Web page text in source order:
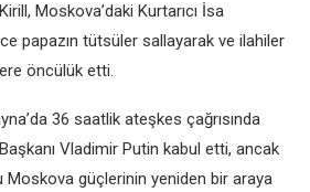
Moskova’daki Kurtarıcı İsa
papazın tütsüler sallayarak ve ilahiler
öncülük etti.
36 saatlik ateşkes çağrısında
Vladimir Putin kabul etti, ancak
Moskova güçlerinin yeniden bir araya